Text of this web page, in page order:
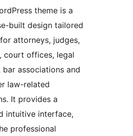
theme is a
built design tailored
attorneys, judges,
court offices, legal
bar associations and
law-related
It provides a
intuitive interface,
professional